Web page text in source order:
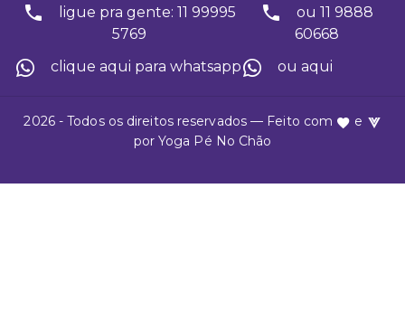
ligue pra gente: 11 99995
5769
ou 11 9888
60668
clique aqui para whatsapp
ou aqui
2026 - Todos os direitos reservados — Feito com
e
por Yoga Pé No Chão